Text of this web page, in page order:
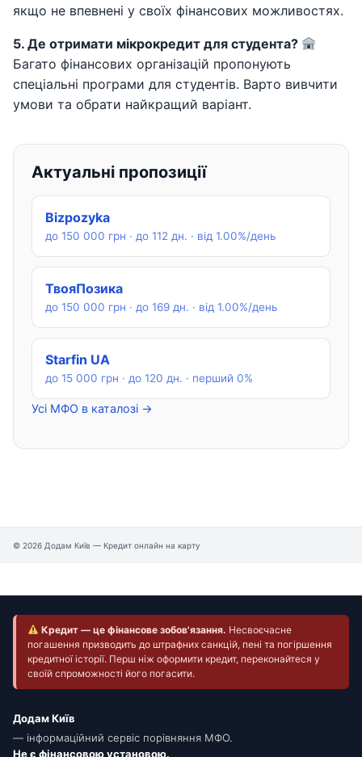
якщо не впевнені у своїх фінансових можливостях.
5. Де отримати мікрокредит для студента?
Багато фінансових організацій пропонують
спеціальні програми для студентів. Варто вивчити
умови та обрати найкращий варіант.
Актуальні пропозиції
Bizpozyka
до 150 000 грн · до 112 дн. · від 1.00%/день
ТвояПозика
до 150 000 грн · до 169 дн. · від 1.00%/день
Starfin UA
до 15 000 грн · до 120 дн. · перший 0%
Усі МФО в каталозі →
© 2026 Додам Київ — Кредит онлайн на карту
Кредит — це фінансове зобов'язання. Несвоєчасне
погашення призводить до штрафних санкцій, пені та погіршення
кредитної історії. Перш ніж оформити кредит, переконайтеся у
своїй спроможності його погасити.
Додам Київ
— інформаційний сервіс порівняння МФО.
Не є фінансовою установою.